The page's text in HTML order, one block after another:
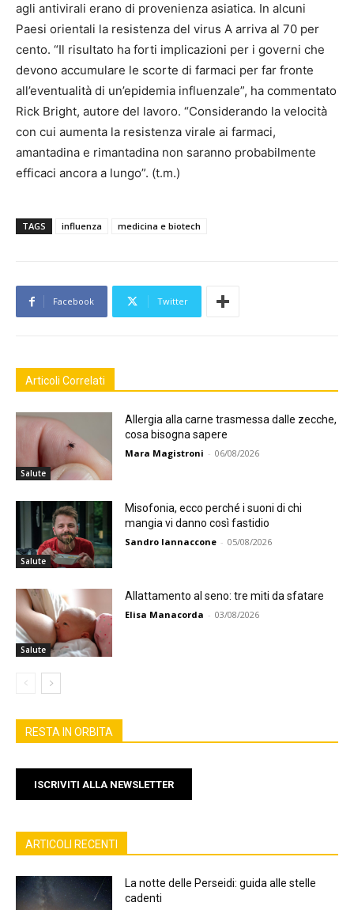
agli antivirali erano di provenienza asiatica. In alcuni
Paesi orientali la resistenza del virus A arriva al 70 per
cento. “Il risultato ha forti implicazioni per i governi che
devono accumulare le scorte di farmaci per far fronte
all’eventualità di un’epidemia influenzale”, ha commentato
Rick Bright, autore del lavoro. “Considerando la velocità
con cui aumenta la resistenza virale ai farmaci,
amantadina e rimantadina non saranno probabilmente
efficaci ancora a lungo”. (t.m.)
TAGS influenza medicina e biotech
Facebook Twitter
Articoli Correlati
Salute
Allergia alla carne trasmessa dalle zecche,
cosa bisogna sapere
Mara Magistroni - 06/08/2026
Salute
Misofonia, ecco perché i suoni di chi
mangia vi danno così fastidio
Sandro Iannaccone - 05/08/2026
Salute
Allattamento al seno: tre miti da sfatare
Elisa Manacorda - 03/08/2026
RESTA IN ORBITA
ISCRIVITI ALLA NEWSLETTER
ARTICOLI RECENTI
La notte delle Perseidi: guida alle stelle
cadenti